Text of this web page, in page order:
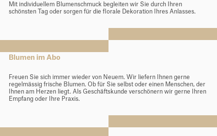
Mit individuellem Blumenschmuck begleiten wir Sie durch Ihren
schönsten Tag oder sorgen für die florale Dekoration Ihres Anlasses.
Blumen im Abo
Freuen Sie sich immer wieder von Neuem. Wir liefern Ihnen gerne
regelmässig frische Blumen. Ob für Sie selbst oder einen Menschen, der
Ihnen am Herzen liegt. Als Geschäftskunde verschönern wir gerne Ihren
Empfang oder Ihre Praxis.